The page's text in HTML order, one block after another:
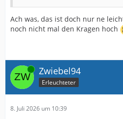
Ach was, das ist doch nur ne
noch nicht mal den Kragen hoch
Online Zwiebel94
Erleuchteter
8. Juli 2026 um 10:39